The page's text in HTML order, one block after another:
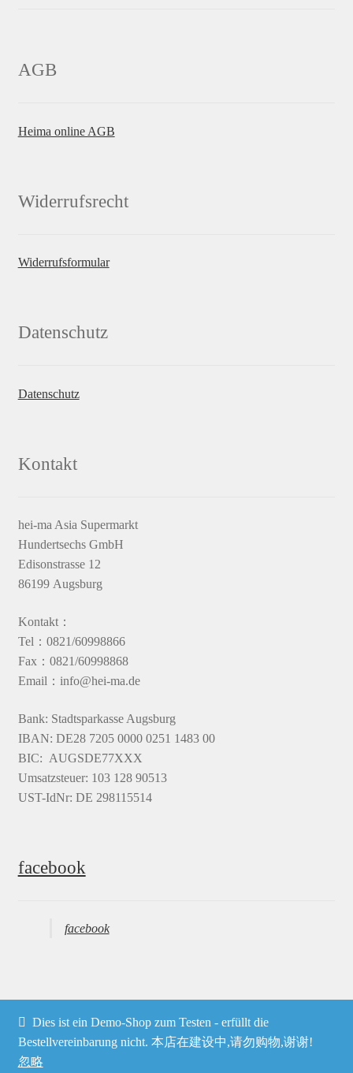
AGB
Heima online AGB
Widerrufsrecht
Widerrufsformular
Datenschutz
Datenschutz
Kontakt
hei-ma Asia Supermarkt
Hundertsechs GmbH
Edisonstrasse 12
86199 Augsburg
Kontakt：
Tel：0821/60998866
Fax：0821/60998868
Email：info@hei-ma.de
Bank: Stadtsparkasse Augsburg
IBAN: DE28 7205 0000 0251 1483 00
BIC: AUGSDE77XXX
Umsatzsteuer: 103 128 90513
UST-IdNr: DE 298115514
facebook
facebook
© Heima online 2026
Dies ist ein Demo-Shop zum Testen - erfüllt die
Bestellvereinbarung nicht. 本店在建设中,请勿购物,谢谢!
忽略